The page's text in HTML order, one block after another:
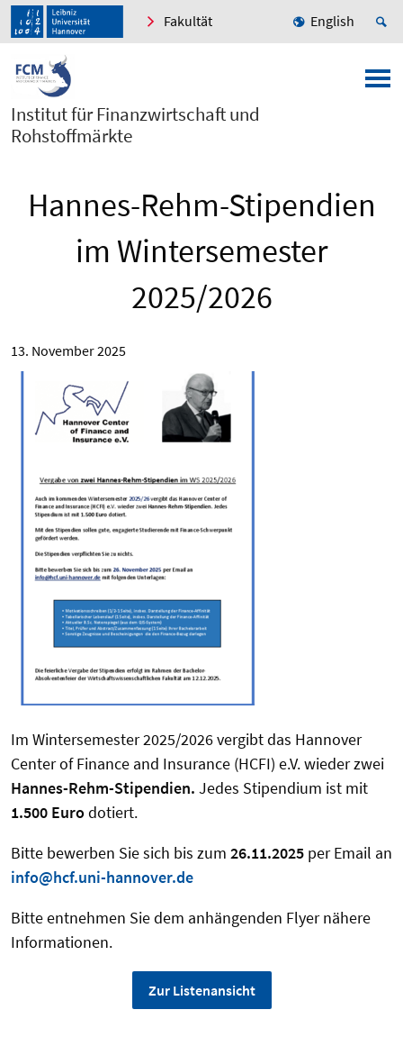
Fakultät English
Institut für Finanzwirtschaft und
Rohstoffmärkte
Hannes-Rehm-Stipendien
im Wintersemester
2025/2026
13. November 2025
Im Wintersemester 2025/2026 vergibt das Hannover
Center of Finance and Insurance (HCFI) e.V. wieder zwei
Hannes-Rehm-Stipendien. Jedes Stipendium ist mit
1.500 Eurodotiert.
Bitte bewerben Sie sich bis zum 26.11.2025 per Email an
info@hcf.uni-hannover.de
Bitte entnehmen Sie dem anhängenden Flyer nähere
Informationen.
Zur Listenansicht